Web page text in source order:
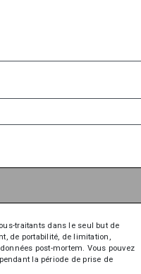
traitants dans le seul but de
de portabilité, de limitation,
post-mortem. Vous pouvez
la période de prise de